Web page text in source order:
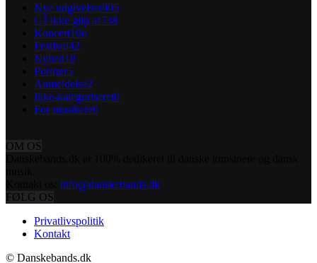
Nye udgivelser805
Gå ikke glip af738
Koncert106
Festival42
Nyhed18
Portræt5
Anmeldelse2
Ikke-kategoriseret0
For musikere0
OM OS
info@danskebands.dk
FØLG OS
Privatlivspolitik
Kontakt
© Danskebands.dk